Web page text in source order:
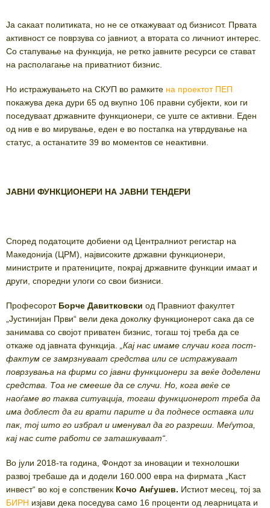
Ја сакаат политиката, но не се откажуваат од бизнисот. Првата
активност се поврзува со јавниот, а втората со личниот интерес.
Со стапување на функција, не ретко јавните ресурси се стават
на располагање на приватниот бизнис.
Но истражувањето на СКУП во рамките на проектот ПЕП
покажува дека дури 65 од вкупно 106 правни субјекти, кои ги
поседуваат државните функционери, се уште се активни. Еден
од нив е во мирување, еден е во постапка на утврдување на
статус, а останатите 39 во моментов се неактивни.
ЈАВНИ ФУНКЦИОНЕРИ НА ЈАВНИ ТЕНДЕРИ
Според податоците добиени од Централниот регистар на
Македонија (ЦРМ), највисоките државни функционери,
министрите и пратениците, покрај државните функции имаат и
други, споредни улоги со свои бизниси.
Професорот Борче Давитковски од Правниот факултет
„Јустинијан Први“ вели дека доколку функционерот сака да се
занимава со својот приватен бизнис, тогаш тој треба да се
откаже од јавната функција.
„Кај нас имаме случаи кога пост-
фактум се замрзнуваат средства или се истражуваат
поврзувања на фирми со јавни функционери за веќе доделени
средства. Тоа не смееше да се случи. Но, кога веќе се
наоѓаме во таква ситуација, тогаш функционерот треба да
има доблест да ги врати парите и да поднесе оставка или
пак, тој што го избрал и именувал да го разреши. Меѓутоа,
кај нас сите работи се заташкуваат“
Во јули 2018-та година, Фондот за иновации и технолошки
развој требаше да и додели 160.000 евра на фирмата „Каст
инвест“ во кој е сопственик Кочо Анѓушев. Истиот месец, тој за
БИРН изјави дека поседува само 16 проценти од леарницата и